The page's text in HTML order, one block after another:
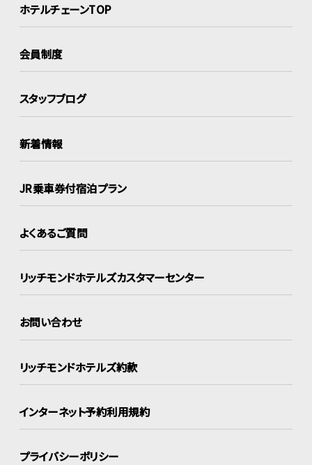
ホテルチェーンTOP
会員制度
スタッフブログ
新着情報
JR乗車券付宿泊プラン
よくあるご質問
リッチモンドホテルズカスタマーセンター
お問い合わせ
リッチモンドホテルズ約款
インターネット予約利用規約
プライバシーポリシー